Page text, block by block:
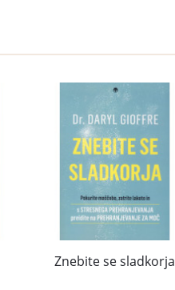
Znebite se sladkorja